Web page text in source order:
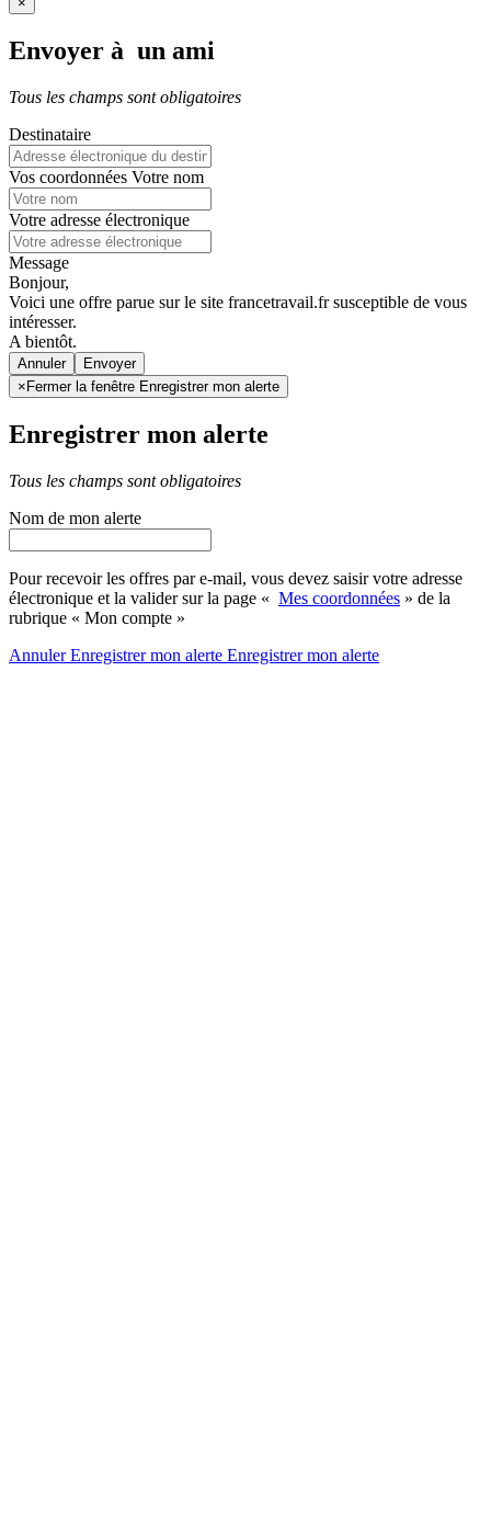
Envoyer à un ami
Tous les champs sont obligatoires
Destinataire
Vos coordonnées Votre nom
Votre adresse électronique
Message
Bonjour,
Voici une offre parue sur le site francetravail.fr susceptible de vous
intéresser.
A bientôt.
Annuler
× Fermer la fenêtre Enregistrer mon alerte
Enregistrer mon alerte
Tous les champs sont obligatoires
Nom de mon alerte
Pour recevoir les offres par e-mail, vous devez saisir votre adresse
électronique et la valider sur la page « Mes coordonnées » de la
rubrique « Mon compte »
AnnulerEnregistrer mon alerte Enregistrermon alerte